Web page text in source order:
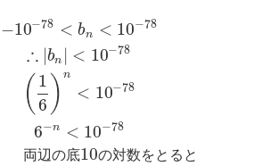
−10−78 < bn < 10−78
∴ |bn | < 10−78
( 1
6 ) n
< 10−78
6−n < 10−78
両辺の底10の対数をと る と